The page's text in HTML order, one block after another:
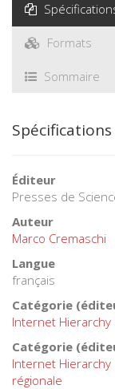
Formats
Sommaire
Spécifications
Éditeur
Presses de
Auteur
Marco Cremaschi
Langue
français
Catégorie
Internet Hierarchy
Catégorie
Internet Hierarchy
régionale